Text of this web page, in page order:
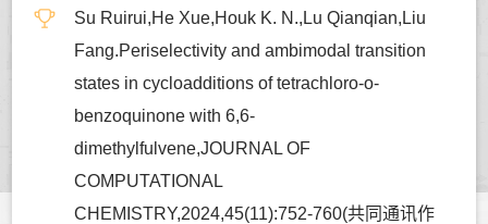
Su Ruirui,He Xue,Houk K. N.,Lu Qianqian,Liu
Fang.Periselectivity and ambimodal transition
states in cycloadditions of tetrachloro-o-
benzoquinone with 6,6-
dimethylfulvene,JOURNAL OF
COMPUTATIONAL
CHEMISTRY,2024,45(11):752-760(共同通讯作